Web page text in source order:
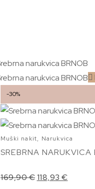
-30%
Muški nakit, Narukvica
SREBRNA NARUKVICA
169,90€118,93 €